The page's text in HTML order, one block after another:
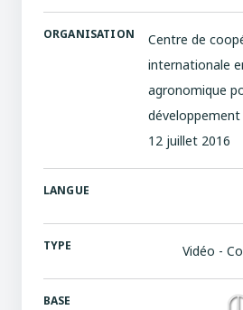
ORGANISATION
Centre de
internationale
agronomique
développement
12 juillet 2016
LANGUE
TYPE Vidéo -
BASE